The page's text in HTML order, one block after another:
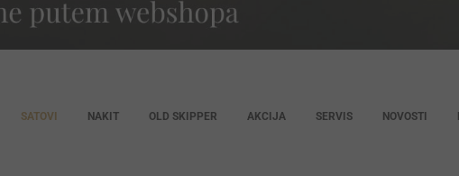
SATOVI NAKIT OLD SKIPPER AKCIJA SERVIS NOVOSTI